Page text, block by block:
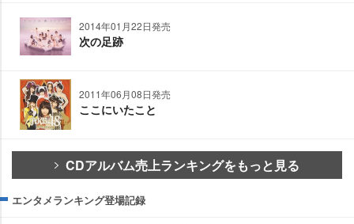
2014年01月22日発売
次の足跡
2011年06月08日発売
ここにいたこと
CDアルバム売上ランキングをもっと見る
エンタメランキング登場記録